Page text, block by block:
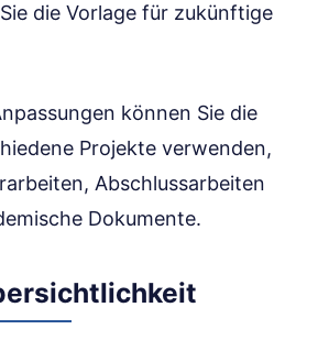
die Vorlage für zukünftige
können Sie die
Projekte verwenden,
Abschlussarbeiten
Dokumente.